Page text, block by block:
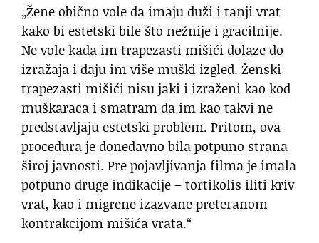
„Žene obično vole da imaju duži i tanji vrat
kako bi estetski bile što nežnije i gracilnije.
Ne vole kada im trapezasti mišići dolaze do
izražaja i daju im više muški izgled. Ženski
trapezasti mišići nisu jaki i izraženi kao kod
muškaraca i smatram da im kao takvi ne
predstavljaju estetski problem. Pritom, ova
procedura je donedavno bila potpuno strana
široj javnosti. Pre pojavljivanja filma je imala
potpuno druge indikacije – tortikolis iliti kriv
vrat, kao i migrene izazvane preteranom
kontrakcijom mišića vrata.“